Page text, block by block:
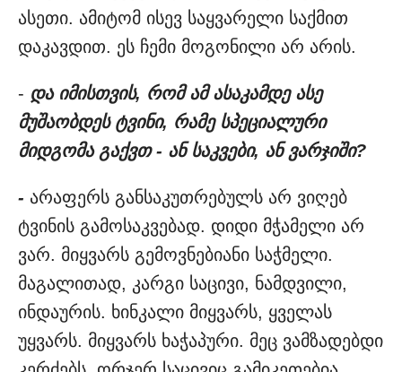
ასეთი. ამიტომ ისევ საყვარელი საქმით
დაკავდით. ეს ჩემი მოგონილი არ არის.
- და იმისთვის, რომ ამ ასაკამდე ასე
მუშაობდეს ტვინი, რამე სპეციალური
მიდგომა გაქვთ - ან საკვები, ან ვარჯიში?
- არაფერს განსაკუთრებულს არ ვიღებ
ტვინის გამოსაკვებად. დიდი მჭამელი არ
ვარ. მიყვარს გემოვნებიანი საჭმელი.
მაგალითად, კარგი საცივი, ნამდვილი,
ინდაურის. ხინკალი მიყვარს, ყველას
უყვარს. მიყვარს ხაჭაპური. მეც ვამზადებდი